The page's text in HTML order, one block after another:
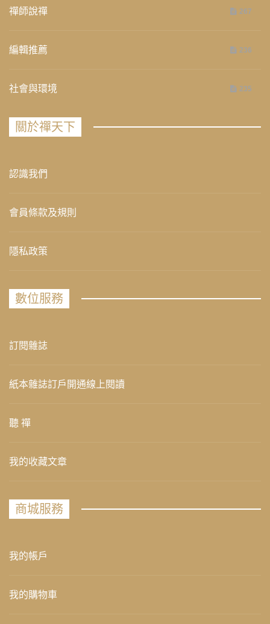
禪師說禪 267
編輯推薦 236
社會與環境 235
關於禪天下
認識我們
會員條款及規則
隱私政策
數位服務
訂閱雜誌
紙本雜誌訂戶開通線上閱讀
聽 禪
我的收藏文章
商城服務
我的帳戶
我的購物車